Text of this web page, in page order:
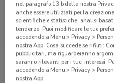
Via Del Corso, 58 Rome
3.4 km
APERTO
Piazza Fiume Roma
4.3 km
APERTO
nel paragrafo 13.b della nostra
anche essere utilizzati per la
scientifiche e statistiche, analisi
tendenze. Puoi modificare le tue
accedendo a Menu > Privacy >
nostra App. Cosa succede se rifiuti:
pubblicitari, ma riguarderanno
saranno rilevanti per i tuoi interessi.
accedendo a Menu > Privacy >
nostra App.